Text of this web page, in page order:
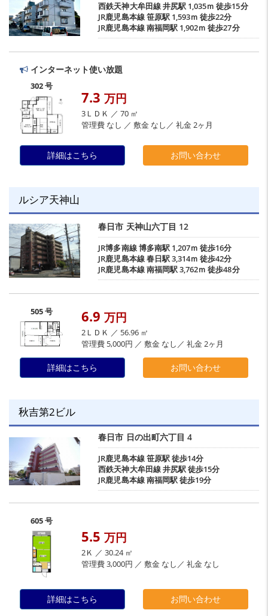
西鉄天神大牟田線井尻駅1,035ｍ 徒歩15分
JR鹿児島本線笹原駅1,593ｍ 徒歩22分
JR鹿児島本線南福岡駅1,902ｍ 徒歩27分
インターネット使い放題
302 号
7.3 万円
3ＬＤＫ ／ 70 ㎡
管理費 なし ／ 敷金 なし／ 礼金 2ヶ月
詳細はこちら お問い合わせ
ルシア天神山
春日市 天神山六丁目 12
JR博多南線博多南駅1,207ｍ 徒歩16分
JR鹿児島本線春日駅3,314ｍ 徒歩42分
JR鹿児島本線南福岡駅3,762ｍ 徒歩48分
505 号 6.9 万円
2ＬＤＫ ／ 56.96 ㎡
管理費 5,000円 ／ 敷金 なし／ 礼金 2ヶ月
詳細はこちら お問い合わせ
秋吉第2ビル
春日市 日の出町六丁目 4
JR鹿児島本線笹原駅徒歩14分
西鉄天神大牟田線井尻駅徒歩15分
JR鹿児島本線南福岡駅徒歩19分
605 号
5.5 万円
2Ｋ ／ 30.24 ㎡
管理費 3,000円 ／ 敷金 なし／ 礼金 なし
詳細はこちら お問い合わせ